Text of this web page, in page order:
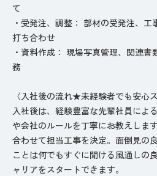
て
・受発注、調整： 部材の受発注、工
打ち合わせ
・資料作成： 現場写真管理、関連
務
〈入社後の流れ★未経験者でも安心
入社後は、経験豊富な先輩社員によ
や会社のルールを丁寧にお教えしま
合わせて担当工事を決定。面倒見の
ことは何でもすぐに聞ける風通しの
ャリアをスタートできます。